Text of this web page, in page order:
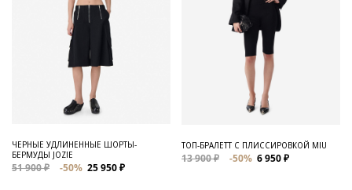
ЧЕРНЫЕ УДЛИНЕННЫЕ ШОРТЫ-
БЕРМУДЫ JOZIE
51 900 ₽ -50% 25 950 ₽
ТОП-БРАЛЕТТ С ПЛИССИРОВКОЙ MIU
13 900 ₽ -50% 6 950 ₽